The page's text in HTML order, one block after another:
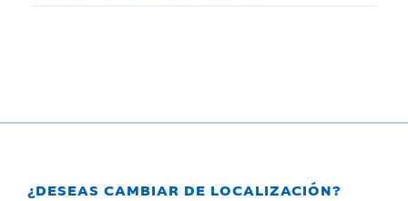
¿DESEAS CAMBIAR DE LOCALIZACIÓN?